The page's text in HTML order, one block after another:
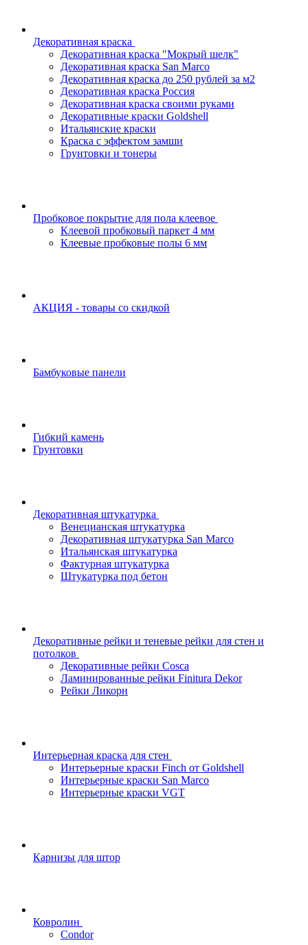
Декоративная краска
Декоративная краска "Мокрый шелк"
Декоративная краска San Marco
Декоративная краска до 250 рублей за м2
Декоративная краска Россия
Декоративная краска своими руками
Декоративные краски Goldshell
Итальянские краски
Краска с эффектом замши
Грунтовки и тонеры
Пробковое покрытие для пола клеевое
Клеевой пробковый паркет 4 мм
Клеевые пробковые полы 6 мм
АКЦИЯ - товары со скидкой
Бамбуковые панели
Гибкий камень
Грунтовки
Декоративная штукатурка
Венецианская штукатурка
Декоративная штукатурка San Marco
Итальянская штукатурка
Фактурная штукатурка
Штукатурка под бетон
Декоративные рейки и теневые рейки для стен и
потолков
Декоративные рейки Cosca
Ламинированные рейки Finitura Dekor
Рейки Ликорн
Интерьерная краска для стен
Интерьерные краски Finch от Goldshell
Интерьерные краски San Marco
Интерьерные краски VGT
Карнизы для штор
Ковролин
Condor